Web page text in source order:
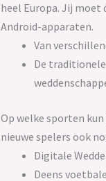
heel Europa. Jij moet
Android-apparaten.
Van
De
Op welke sporten
nieuwe spelers ook
Digitale
Deens